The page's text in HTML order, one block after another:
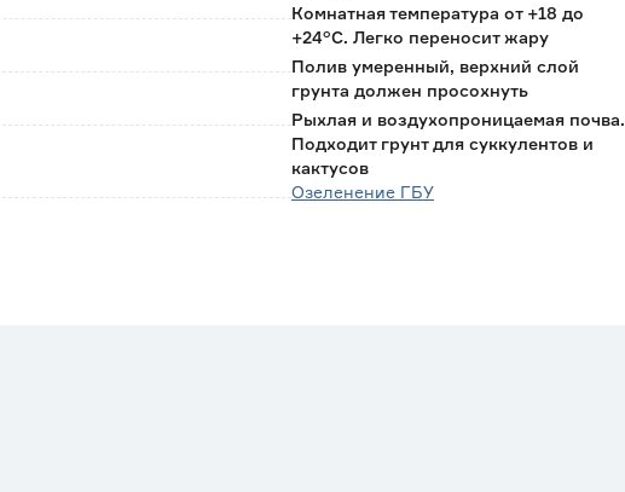
Комнатная температура от +18 до
+24°C. Легко переносит жару
Полив умеренный, верхний слой
грунта должен просохнуть
Рыхлая и воздухопроницаемая почва.
Подходит грунт для суккулентов и
кактусов
Озеленение ГБУ